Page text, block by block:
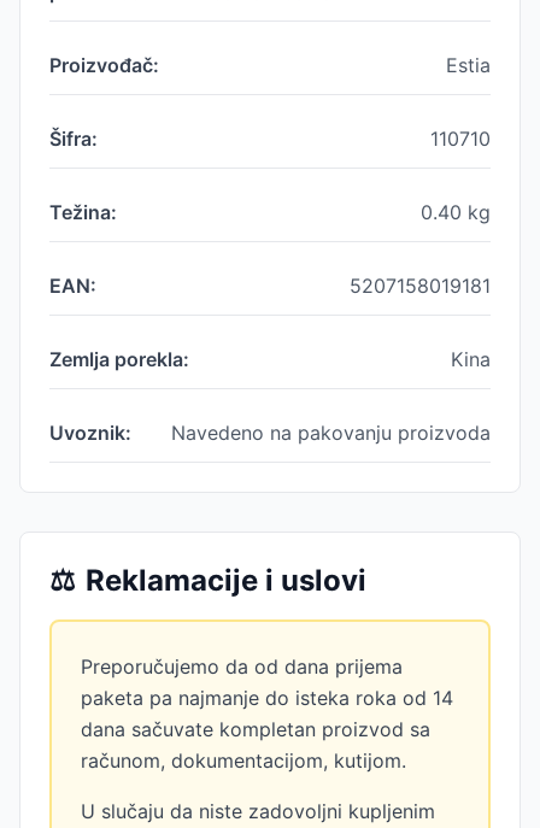
Proizvođač: Estia
Šifra: 110710
Težina: 0.40 kg
EAN: 5207158019181
Zemlja porekla: Kina
Uvoznik: Navedeno na pakovanju proizvoda
⚖️ Reklamacije i uslovi
Preporučujemo da od dana prijema
paketa pa najmanje do isteka roka od 14
dana sačuvate kompletan proizvod sa
računom, dokumentacijom, kutijom.
U slučaju da niste zadovoljni kupljenim